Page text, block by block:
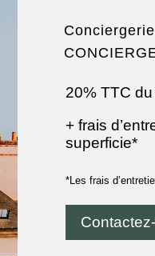
20% TTC
+ frais
superficie*
*Les frais